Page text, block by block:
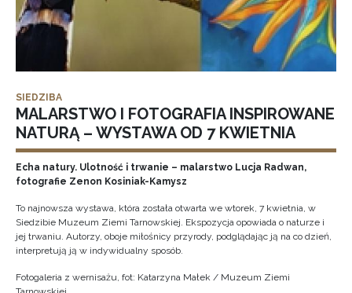
SIEDZIBA
MALARSTWO I FOTOGRAFIA INSPIROWANE
NATURĄ – WYSTAWA OD 7 KWIETNIA
Echa natury. Ulotność i trwanie – malarstwo Lucja Radwan,
fotografie Zenon Kosiniak-Kamysz
To najnowsza wystawa, która została otwarta we wtorek, 7 kwietnia, w
Siedzibie Muzeum Ziemi Tarnowskiej. Ekspozycja opowiada o naturze i
jej trwaniu. Autorzy, oboje miłośnicy przyrody, podglądając ją na co dzień,
interpretują ją w indywidualny sposób.
Fotogaleria z wernisażu, fot: Katarzyna Małek / Muzeum Ziemi